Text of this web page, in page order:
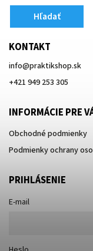
Hľadať
KONTAKT
info@praktikshop.sk
+421 949 253 305
INFORMÁCIE PRE
Obchodné podmienky
Podmienky ochrany
PRIHLÁSENIE
E-mail